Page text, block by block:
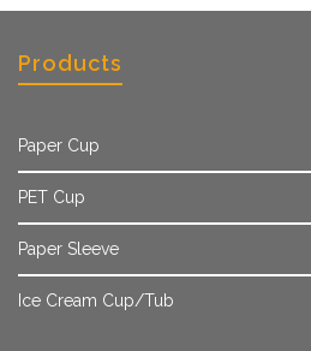
Products
Paper Cup
PET Cup
Paper Sleeve
Ice Cream Cup/Tub